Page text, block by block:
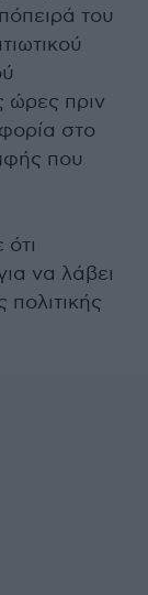
του
ώρες πριν
στο
που
να λάβει